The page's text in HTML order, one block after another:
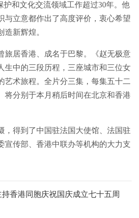
护和文化交流领域工作超过30年。他
与立意都作出了高度评价，衷心希望
造新辉煌。
旅居香港、成名于巴黎。《赵无极意
生中的三段历程，三座城市和三位女
艺术旅程。全片分三集，每集五十二
将分别于本月稍后时间在北京和香港
，得到了中国驻法国大使馆、法国驻
宣传部、香港中联办等机构的大力支
香港同胞庆祝国庆成立七十五周